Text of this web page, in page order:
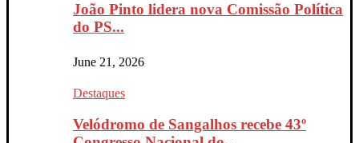
João Pinto lidera nova Comissão Política
do PS...
June 21, 2026
Destaques
Velódromo de Sangalhos recebe 43º